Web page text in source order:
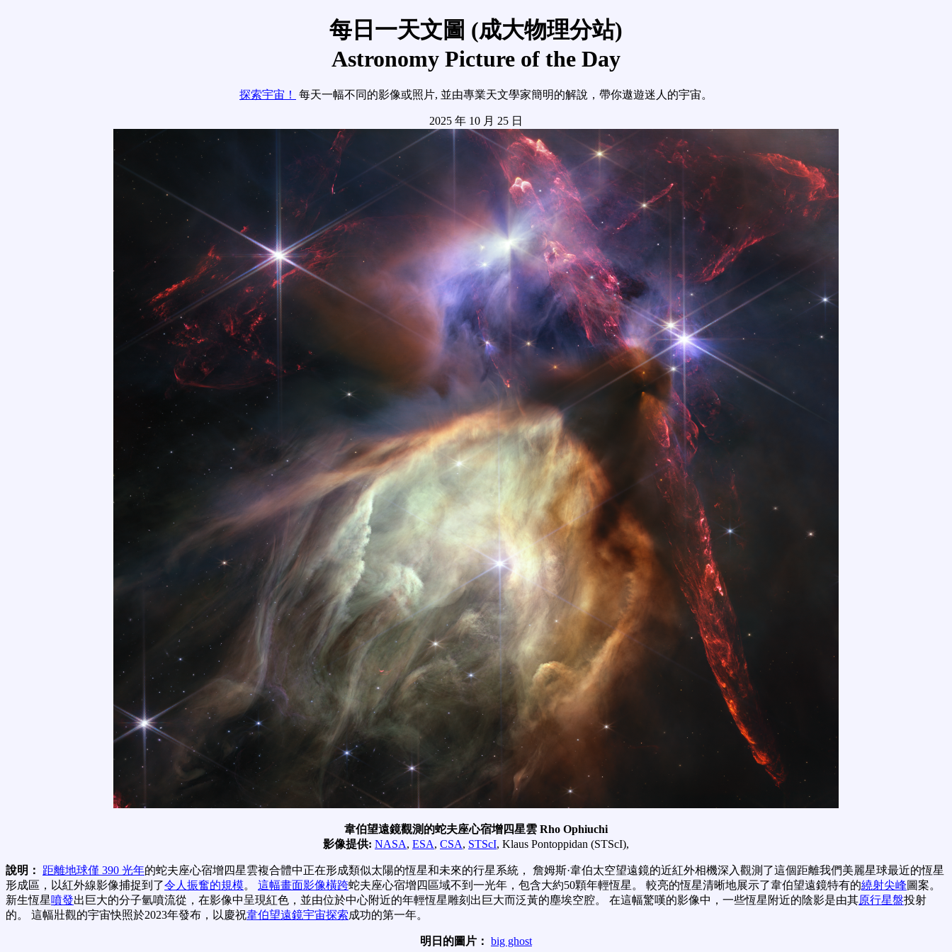
每日一天文圖 (成大物理分站)
Astronomy Picture of the Day
探索宇宙！ 每天一幅不同的影像或照片, 並由專業天文學家簡明的解說，帶你遨遊迷人的宇宙。
2025 年 10 月 25 日
韋伯望遠鏡觀測的蛇夫座心宿增四星雲 Rho Ophiuchi
影像提供: NASA, ESA, CSA, STScI, Klaus Pontoppidan (STScI),
說明： 距離地球僅 390 光年的蛇夫座心宿增四星雲複合體中正在形成類似太陽的恆星和未來的行星系統， 詹姆斯·韋伯太空望遠鏡的近紅外相機深入觀測了這個距離我們美麗星球最近的恆星
形成區，以紅外線影像捕捉到了令人振奮的規模。 這幅畫面影像橫跨蛇夫座心宿增四區域不到一光年，包含大約50顆年輕恆星。 較亮的恆星清晰地展示了韋伯望遠鏡特有的繞射尖峰圖案。
新生恆星噴發出巨大的分子氫噴流從，在影像中呈現紅色，並由位於中心附近的年輕恆星雕刻出巨大而泛黃的塵埃空腔。 在這幅驚嘆的影像中，一些恆星附近的陰影是由其原行星盤投射
的。 這幅壯觀的宇宙快照於2023年發布，以慶祝韋伯望遠鏡宇宙探索成功的第一年。
明日的圖片： big ghost